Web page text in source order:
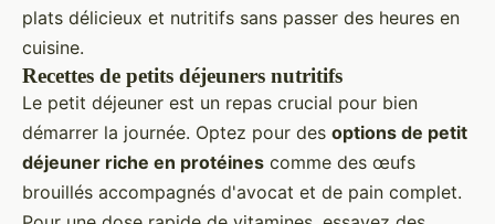
plats délicieux et nutritifs sans passer des heures en
cuisine.
Recettes de petits déjeuners nutritifs
Le petit déjeuner est un repas crucial pour bien
démarrer la journée. Optez pour des options de petit
déjeuner riche en protéines comme des œufs
brouillés accompagnés d'avocat et de pain complet.